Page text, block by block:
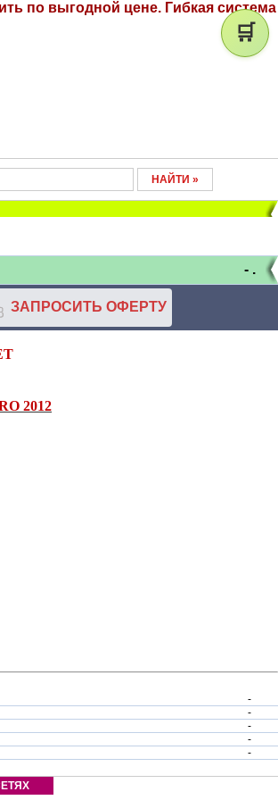
по выгодной цене. Гибкая система
- .
ЗАПРОСИТЬ ОФЕРТУ
2012
-
-
-
-
-
🛒